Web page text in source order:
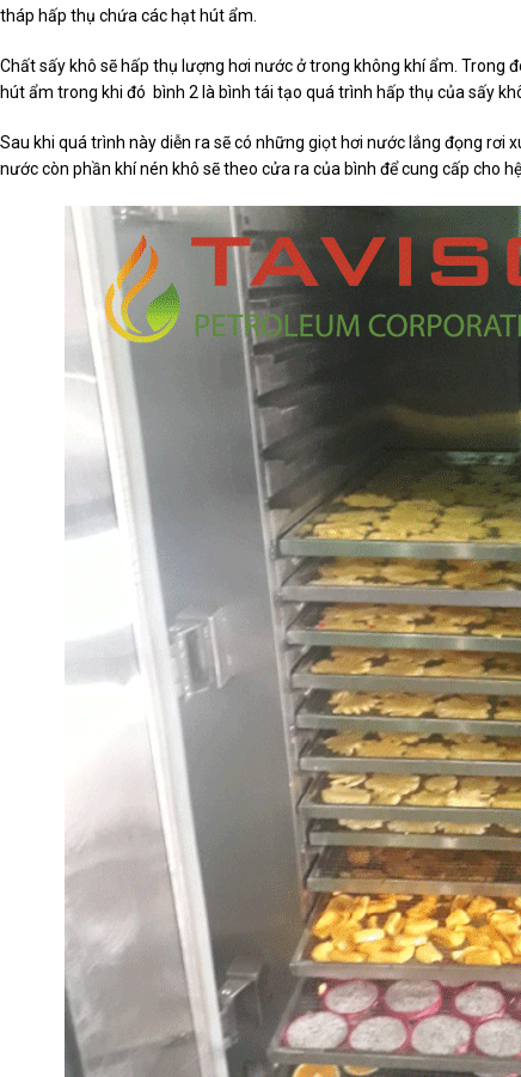
tháp hấp thụ chứa các hạt hút ẩm.
Chất sấy khô sẽ hấp thụ lượng hơi nước ở trong không khí ẩm. Trong
hút ẩm trong khi đó bình 2 là bình tái tạo quá trình hấp thụ của sấy
Sau khi quá trình này diễn ra sẽ có những giọt hơi nước lắng đọng
nước còn phần khí nén khô sẽ theo cửa ra của bình để cung cấp cho